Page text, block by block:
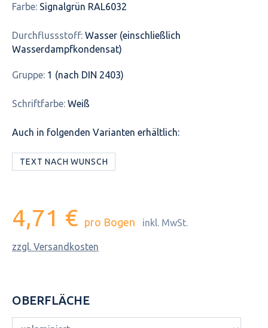
Farbe: Signalgrün RAL6032
Durchflussstoff: Wasser (einschließlich
Wasserdampfkondensat)
Gruppe: 1 (nach DIN 2403)
Schriftfarbe: Weiß
Auch in folgenden Varianten erhältlich:
TEXT NACH WUNSCH
4,71 € pro Bogen inkl. MwSt.
zzgl. Versandkosten
OBERFLÄCHE